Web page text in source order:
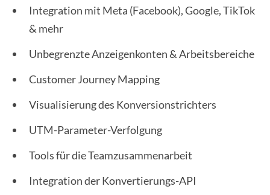
Integration mit Meta (Facebook), Google, TikTok
& mehr
Unbegrenzte Anzeigenkonten & Arbeitsbereiche
Customer Journey Mapping
Visualisierung des Konversionstrichters
UTM-Parameter-Verfolgung
Tools für die Teamzusammenarbeit
Integration der Konvertierungs-API